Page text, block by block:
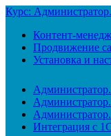
Курс:
Контент-
Продвижение
Установка и
Интеграция с